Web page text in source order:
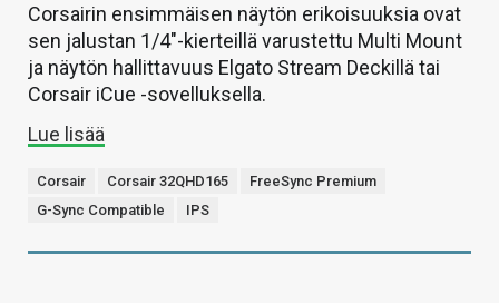
Corsairin ensimmäisen näytön erikoisuuksia ovat
sen jalustan 1/4″-kierteillä varustettu Multi Mount
ja näytön hallittavuus Elgato Stream Deckillä tai
Corsair iCue -sovelluksella.
Lue lisää
Corsair Corsair 32QHD165
FreeSync Premium
G-Sync Compatible
IPS